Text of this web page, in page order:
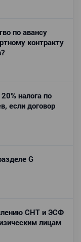
по авансу
контракту
налога по
если договор
G
СНТ и ЭСФ
лицам